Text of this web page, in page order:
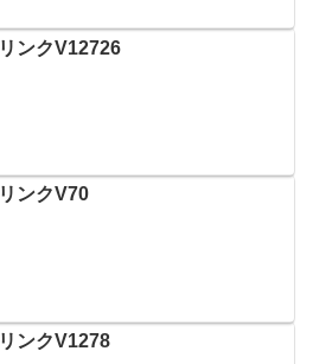
リンクV12726
リンクV70
リンクV1278